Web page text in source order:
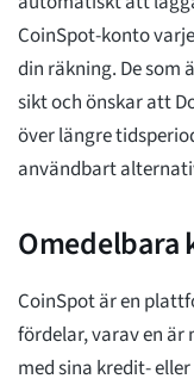
CoinSpot-konto
din räkning. De som
sikt och önskar att
över längre
användbart
Omedelbara
CoinSpot är en
fördelar, varav en
med sina kredit-